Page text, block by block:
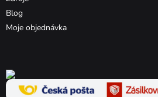
Blog
Moje objednávka